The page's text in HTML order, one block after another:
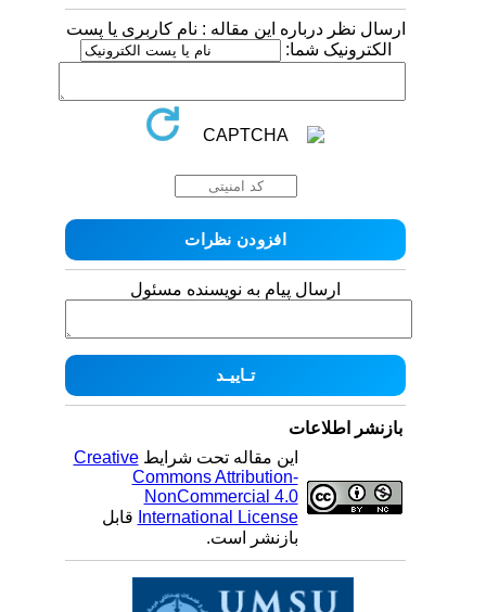
ارسال نظر درباره این مقاله : نام کاربری یا پست
الکترونیک شما:
ارسال پیام به نویسنده مسئول
بازنشر اطلاعات
این مقاله تحت شرایطCreative
Commons Attribution-
NonCommercial 4.0
International Licenseقابل
بازنشر است.